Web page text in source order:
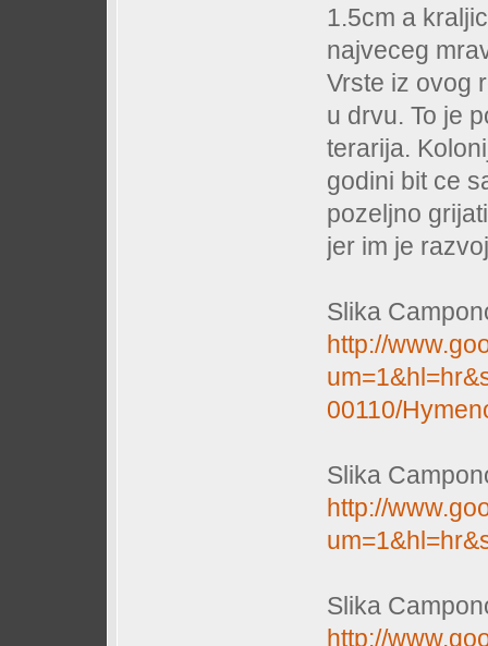
1.5cm a
najveceg
Vrste iz ovog
u drvu. To je
terarija.
godini bit ce
pozeljno
jer im je
Slika
http://
00110/
Slika
http://
Slika
http://